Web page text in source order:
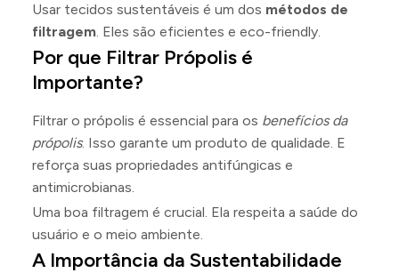
Usar tecidos sustentáveis é um dos métodos de
filtragem. Eles são eficientes e eco-friendly.
Por que Filtrar Própolis é
Importante?
Filtrar o própolis é essencial para os benefícios da
própolis. Isso garante um produto de qualidade. E
reforça suas propriedades antifúngicas e
antimicrobianas.
Uma boa filtragem é crucial. Ela respeita a saúde do
usuário e o meio ambiente.
A Importância da Sustentabilidade